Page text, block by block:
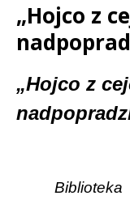
„Hojco z
Treść
„Hojco z
Biblioteka